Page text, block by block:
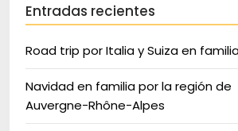
Entradas recientes
Road trip por Italia y Suiza en
Navidad en familia por la región de
Auvergne-Rhône-Alpes